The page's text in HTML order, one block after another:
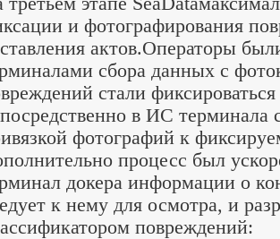
и фотографирования
актов.Операторы
сбора данных с
стали
в ИС терминала
фотографий к
процесс был
докера информации о
к нему для осмотра, и
повреждений: